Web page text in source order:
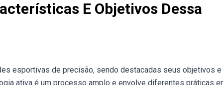
E Objetivos Dessa
esportivas de precisão, sendo destacadas seus objetivos e
ativa é um processo amplo e envolve diferentes práticas